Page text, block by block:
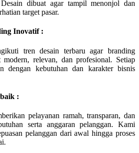
dibuat agar tampil menonjol dan
target pasar.
Inovatif :
tren desain terbaru agar branding
modern, relevan, dan profesional. Setiap
dengan kebutuhan dan karakter bisnis
:
pelayanan ramah, transparan, dan
serta anggaran pelanggan. Kami
pelanggan dari awal hingga proses